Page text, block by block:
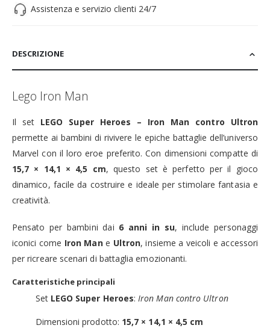
Assistenza e servizio clienti 24/7
DESCRIZIONE
Lego Iron Man
Il set LEGO Super Heroes – Iron Man contro Ultron
permette ai bambini di rivivere le epiche battaglie dell’universo
Marvel con il loro eroe preferito. Con dimensioni compatte di
15,7 × 14,1 × 4,5 cm, questo set è perfetto per il gioco
dinamico, facile da costruire e ideale per stimolare fantasia e
creatività.
Pensato per bambini dai 6 anni in su, include personaggi
iconici come Iron Mane Ultron, insieme a veicoli e accessori
per ricreare scenari di battaglia emozionanti.
Caratteristiche principali
Set LEGO Super Heroes:Iron Man contro Ultron
Dimensioni prodotto: 15,7 × 14,1 × 4,5 cm